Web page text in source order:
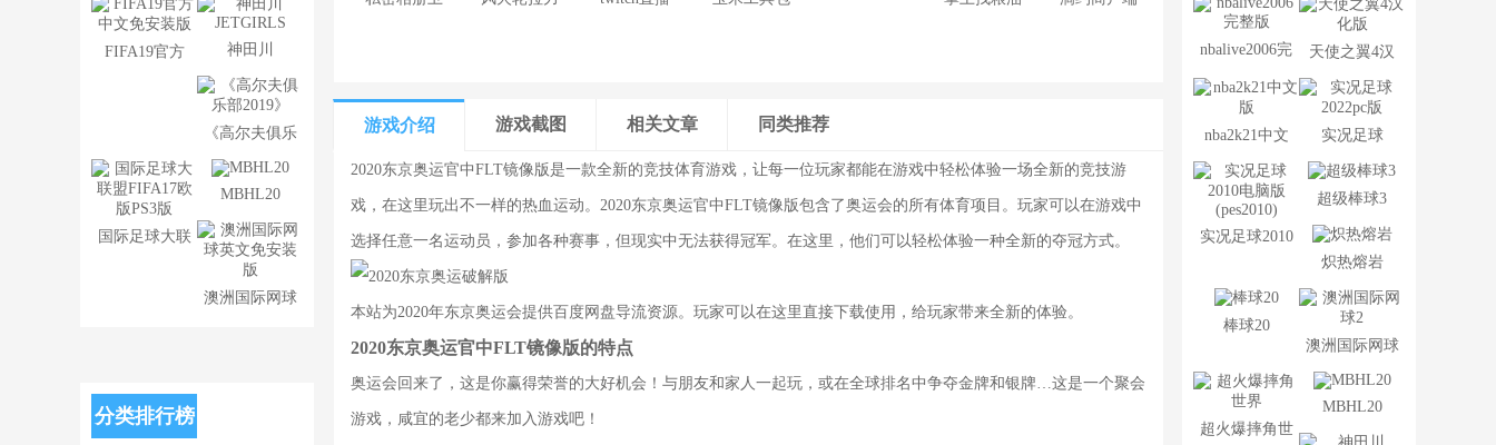
FIFA19官方 神田川
JETGIRLS
《高尔夫俱乐
部2019》
国际足球大联
MBHL20
澳洲国际网球
分类排行榜
游戏介绍 游戏截图 相关文章 同类推荐
2020东京奥运官中FLT镜像版是一款全新的竞技体育游戏，让每一位玩家都能在游戏中轻松体验一场全新的竞技游
戏，在这里玩出不一样的热血运动。2020东京奥运官中FLT镜像版包含了奥运会的所有体育项目。玩家可以在游戏中
选择任意一名运动员，参加各种赛事，但现实中无法获得冠军。在这里，他们可以轻松体验一种全新的夺冠方式。
本站为2020年东京奥运会提供百度网盘导流资源。玩家可以在这里直接下载使用，给玩家带来全新的体验。
2020东京奥运官中FLT镜像版的特点
奥运会回来了，这是你赢得荣誉的大好机会！与朋友和家人一起玩，或在全球排名中争夺金牌和银牌…这是一个聚会
游戏，咸宜的老少都来加入游戏吧！
nbalive2006完
整版
天使之翼4汉
化版
nba2k21中文
版
实况足球
2022pc版
实况足球2010
(pes2010)
超级棒球3
炽热熔岩
棒球20
澳洲国际网球
2
超火爆摔角世
MBHL20